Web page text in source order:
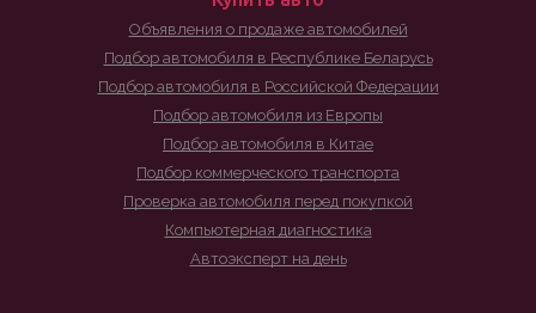
Объявления о продаже автомобилей
Подбор автомобиля в Республике Беларусь
Подбор автомобиля в Российской Федерации
Подбор автомобиля из Европы
Подбор автомобиля в Китае
Подбор коммерческого транспорта
Проверка автомобиля перед покупкой
Компьютерная диагностика
Автоэксперт на день